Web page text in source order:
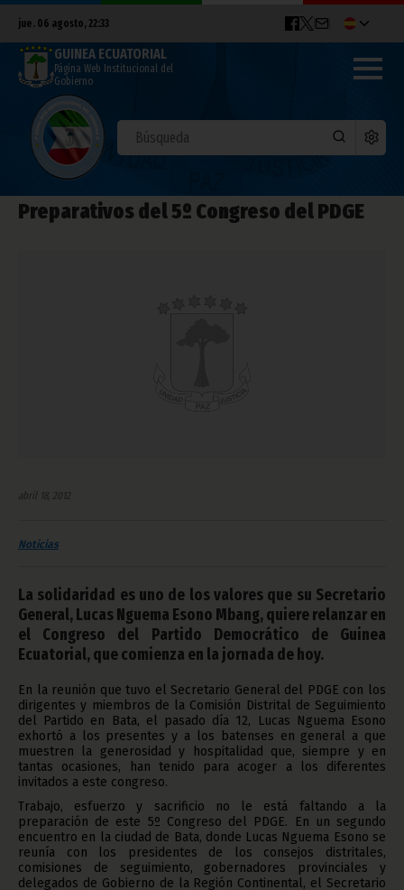
jue. 06 agosto, 22:33
GUINEA ECUATORIAL
Página Web Institucional del
Gobierno
Preparativos del 5º Congreso del PDGE
abril 18, 2012
Noticias
La solidaridad es uno de los valores que su Secretario
General, Lucas Nguema Esono Mbang, quiere relanzar en
el Congreso del Partido Democrático de Guinea
Ecuatorial, que comienza en la jornada de hoy.
En la reunión que tuvo el Secretario General del PDGE con los
dirigentes y miembros de la Comisión Distrital de Seguimiento
del Partido en Bata, el pasado día 12, Lucas Nguema Esono
exhortó a los presentes y a los batenses en general a que
muestren la generosidad y hospitalidad que, siempre y en
tantas ocasiones, han tenido para acoger a los diferentes
invitados a este congreso.
Trabajo, esfuerzo y sacrificio no le está faltando a la
preparación de este 5º Congreso del PDGE. En un segundo
encuentro en la ciudad de Bata, donde Lucas Nguema Esono se
reunía con los presidentes de los consejos distritales,
comisiones de seguimiento, gobernadores provinciales y
delegados de Gobierno de la Región Continental, el Secretario